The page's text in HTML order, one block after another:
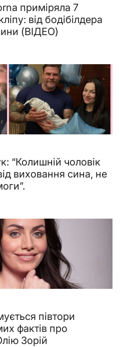
приміряла 7
від бодібілдера
(ВІДЕО)
“Колишній чоловік
виховання сина, не
півтори
фактів про
Зорій